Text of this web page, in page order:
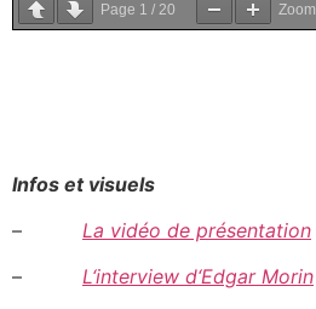
Page 1 / 20 Zoom
Infos et visuels
– La vidéo de présentation
– L‘interview d‘EdgarMorin